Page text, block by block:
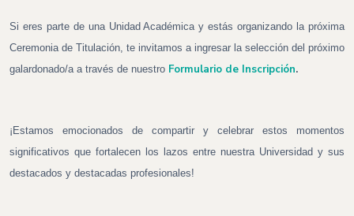
Si eres parte de una Unidad Académica y estás organizando la próxima
Ceremonia de Titulación, te invitamos a ingresar la selección del próximo
galardonado/a a través de nuestro Formulario de Inscripción.
¡Estamos emocionados de compartir y celebrar estos momentos
significativos que fortalecen los lazos entre nuestra Universidad y sus
destacados y destacadas profesionales!